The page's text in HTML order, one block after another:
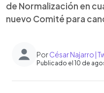
de Normalización en
nuevo Comité para
PorCésar Najarro |
Publicado el 10 de